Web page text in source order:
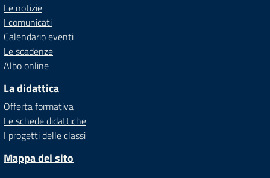
Le notizie
I comunicati
Calendario eventi
Le scadenze
Albo online
La didattica
Offerta formativa
Le schede didattiche
I progetti delle classi
Mappa del sito